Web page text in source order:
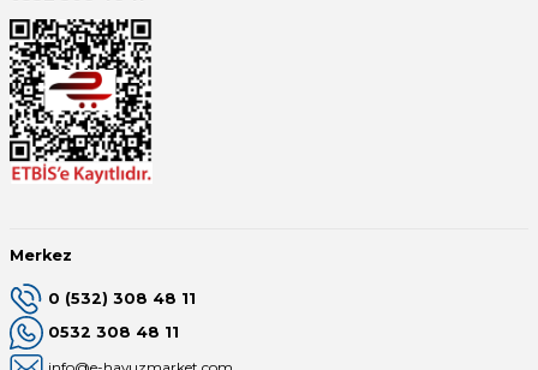
Merkez
0 (532) 308 48 11
0532 308 48 11